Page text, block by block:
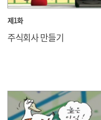
제1화
주식회사 만들기